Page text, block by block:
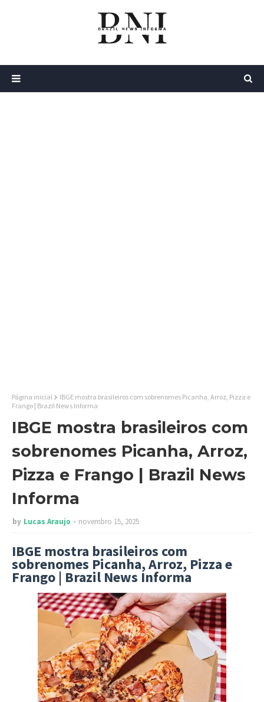
Página inicial
IBGE mostra brasileiros com sobrenomes Picanha, Arroz, Pizza e
Frango | Brazil News Informa
IBGE mostra brasileiros com
sobrenomes Picanha, Arroz,
Pizza e Frango | Brazil News
Informa
by Lucas Araujo novembro 15, 2025
IBGE mostra brasileiros com
sobrenomes Picanha, Arroz, Pizza e
Frango | Brazil News Informa